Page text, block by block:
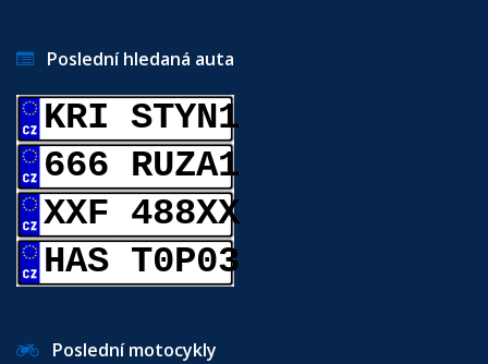
Poslední hledaná auta
KRI STYN1
666 RUZA1
XXF 488XX
HAS T0P03
Poslední motocykly